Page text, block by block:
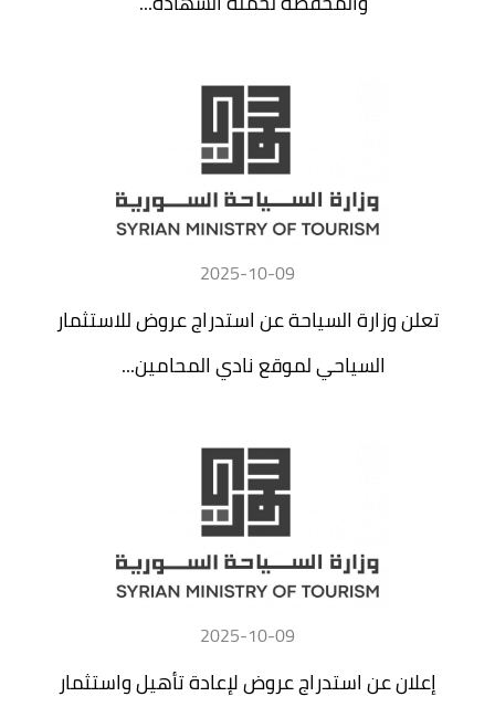
2025-10-09
تعلن وزارة السياحة عن استدراج عروض للاستثمار
السياحي لموقع نادي المحامين...
2025-10-09
إعلان عن استدراج عروض لإعادة تأهيل واستثمار